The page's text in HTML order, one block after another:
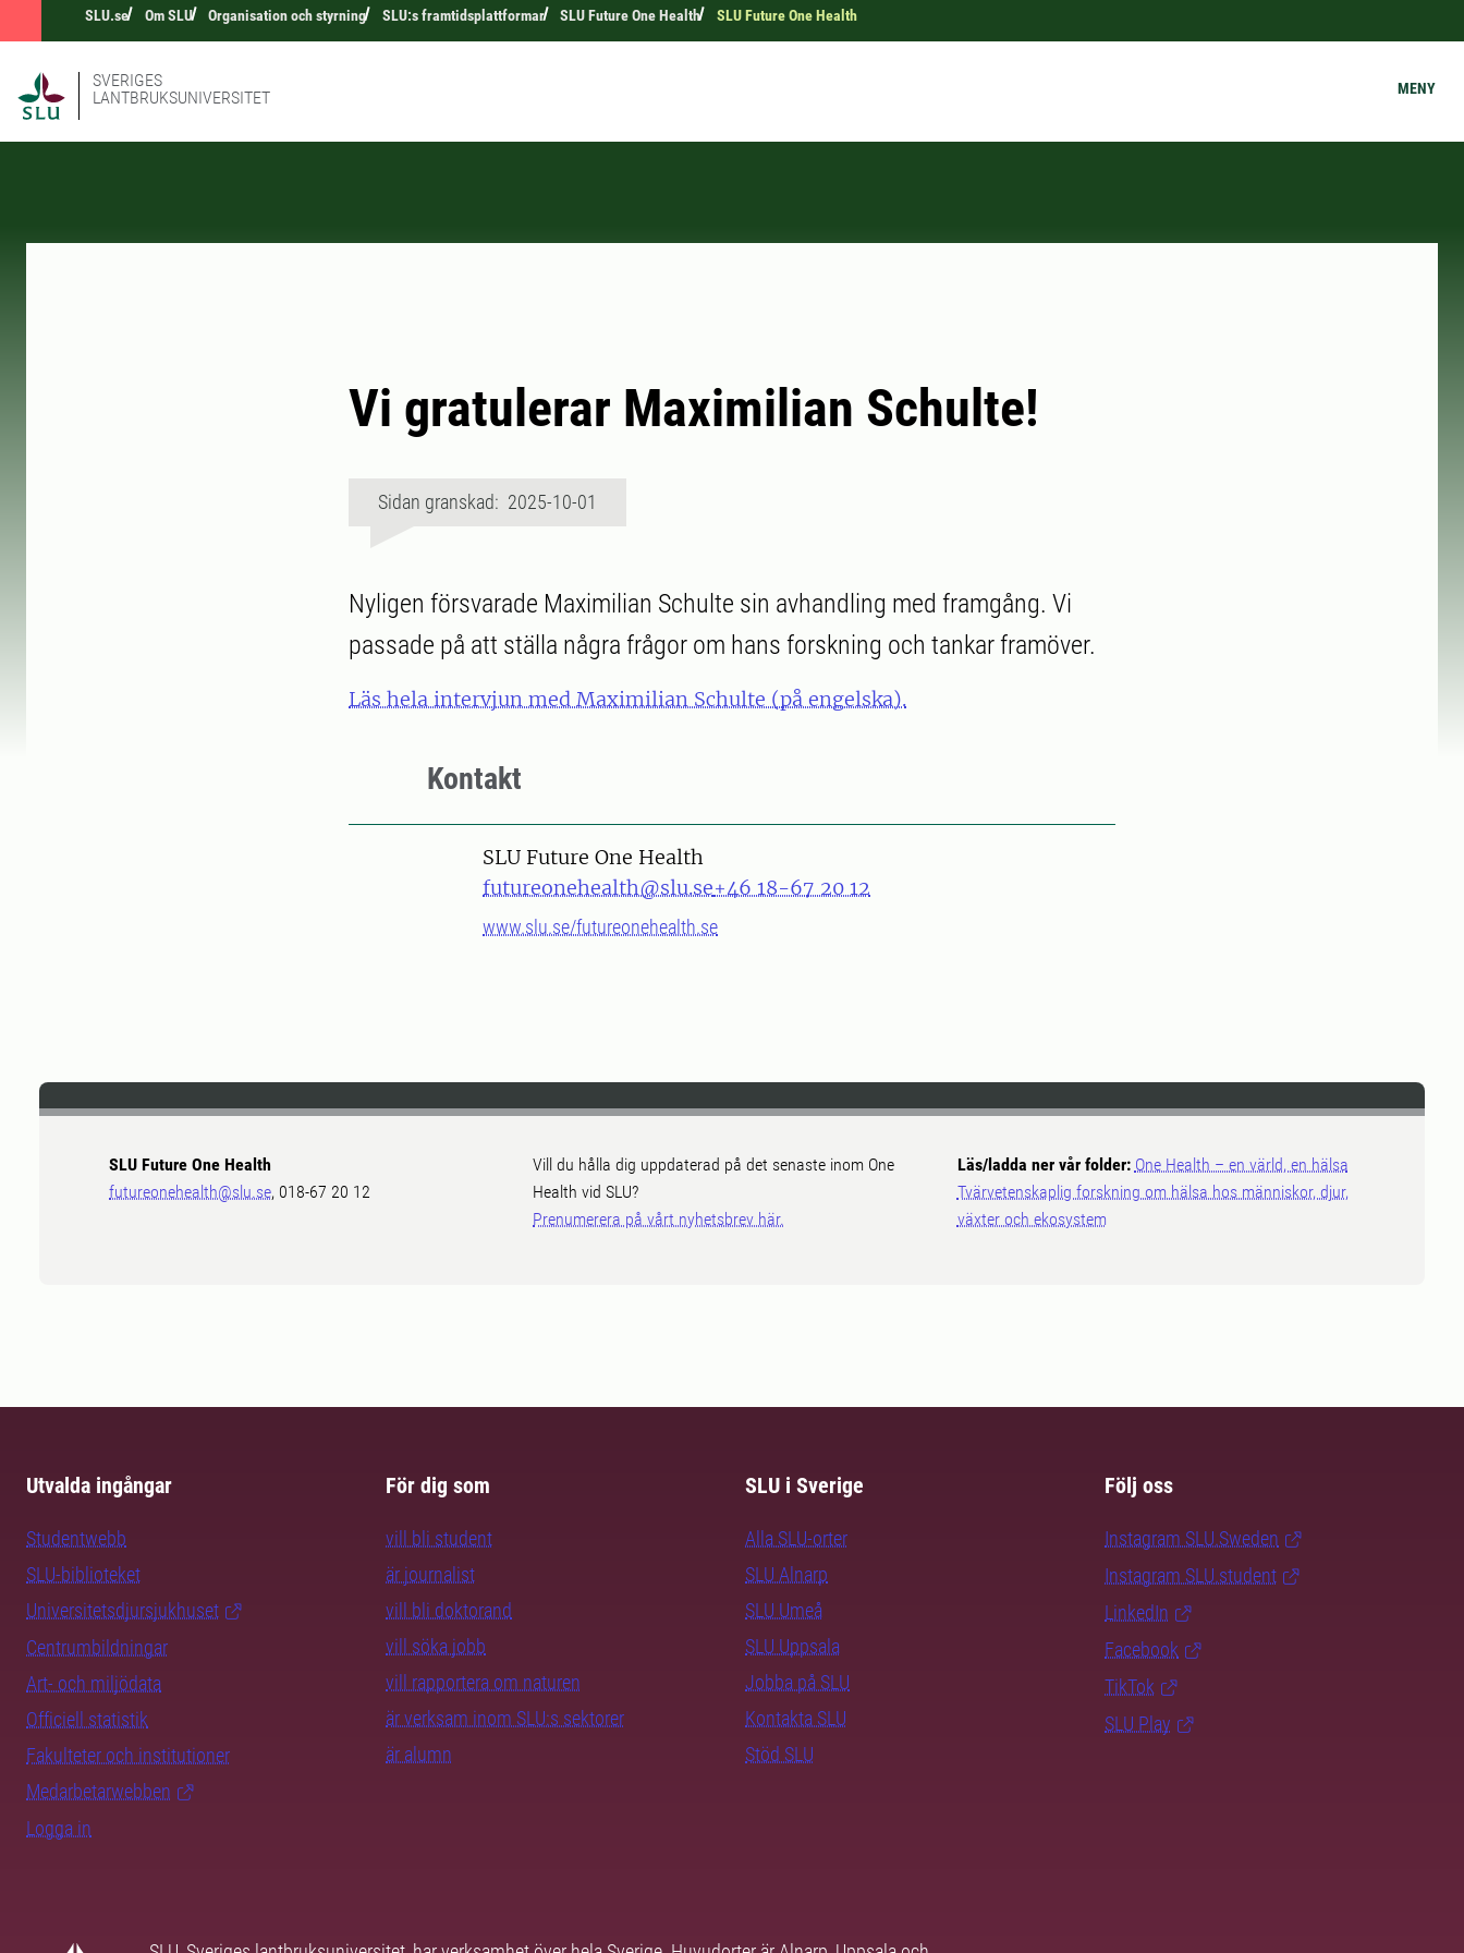
SLU.se Om SLU Organisation och styrning SLU:s framtidsplattformar SLU Future One Health SLU Future One Health
SVERIGES
LANTBRUKSUNIVERSITET
MENY
Vi gratulerar Maximilian Schulte!
Sidan granskad: 2025-10-01
Nyligen försvarade Maximilian Schulte sin avhandling med framgång. Vi
passade på att ställa några frågor om hans forskning och tankar framöver.
Läs hela intervjun med Maximilian Schulte (på engelska).
Kontakt
SLU Future One Health
futureonehealth@slu.se+46 18-67 20 12
www.slu.se/futureonehealth.se
SLU Future One Health
futureonehealth@slu.se, 018-67 20 12
Vill du hålla dig uppdaterad på det senaste inom One
Health vid SLU?
Prenumerera på vårt nyhetsbrev här.
Läs/ladda ner vår folder: One Health – en värld, en hälsa
Tvärvetenskaplig forskning om hälsa hos människor, djur,
växter och ekosystem
Utvalda ingångar
Studentwebb
SLU-biblioteket
Universitetsdjursjukhuset
Centrumbildningar
Art- och miljödata
Officiell statistik
Fakulteter och institutioner
Medarbetarwebben
Logga in
För dig som
vill bli student
är journalist
vill bli doktorand
vill söka jobb
vill rapportera om naturen
är verksam inom SLU:s sektorer
är alumn
SLU i Sverige
Alla SLU-orter
SLU Alnarp
SLU Umeå
SLU Uppsala
Jobba på SLU
Kontakta SLU
Stöd SLU
Följ oss
Instagram SLU.Sweden
Instagram SLU.student
LinkedIn
Facebook
TikTok
SLU Play